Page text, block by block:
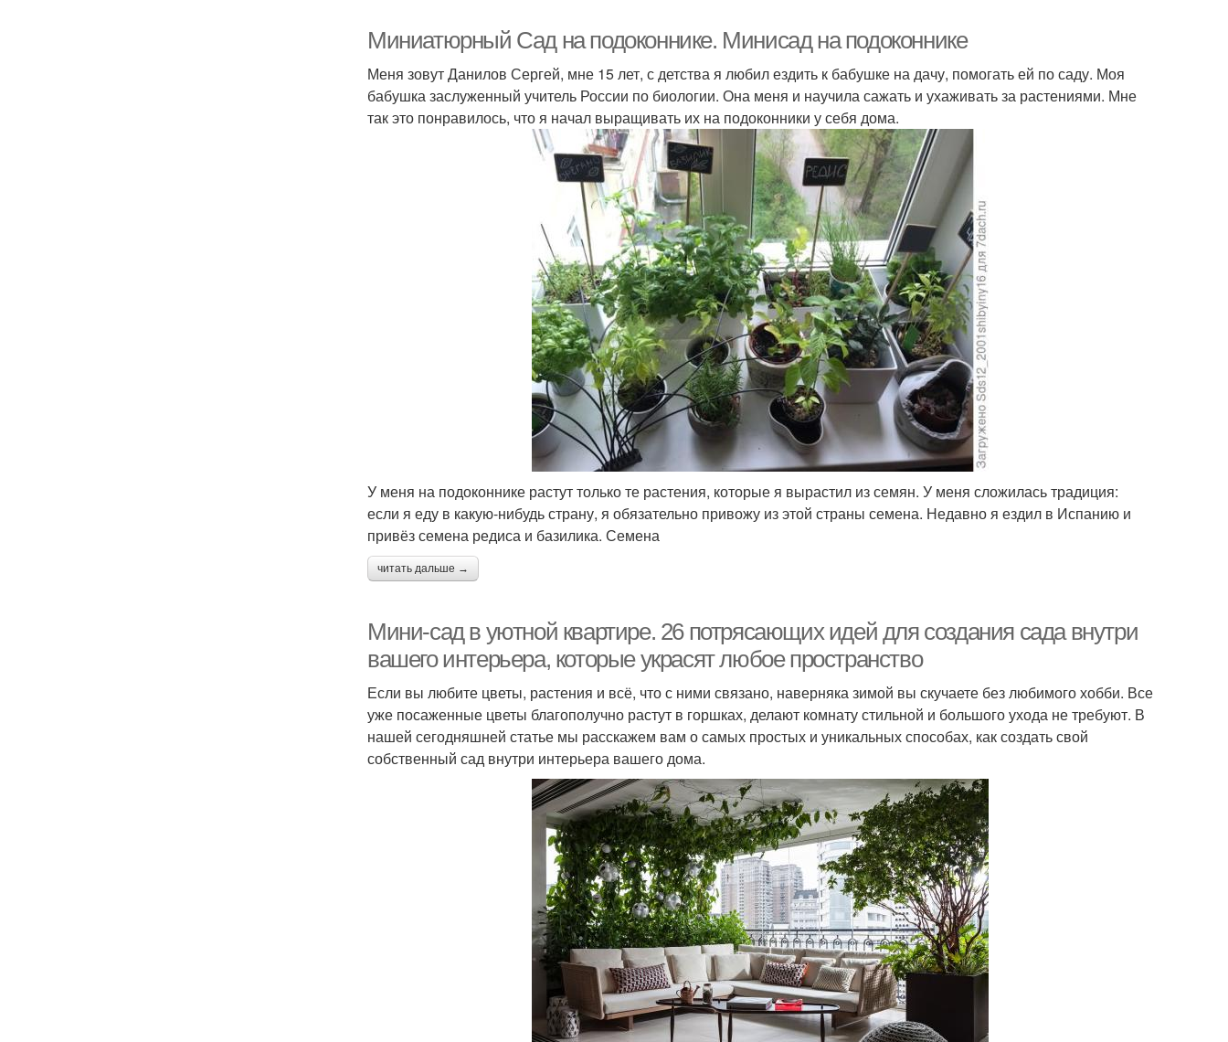
Миниатюрный Сад на подоконнике. Минисад на подоконнике
Меня зовут Данилов Сергей, мне 15 лет, с детства я любил ездить к бабушке на дачу, помогать ей по саду. Моя
бабушка заслуженный учитель России по биологии. Она меня и научила сажать и ухаживать за растениями. Мне
так это понравилось, что я начал выращивать их на подоконники у себя дома.
У меня на подоконнике растут только те растения, которые я вырастил из семян. У меня сложилась традиция:
если я еду в какую-нибудь страну, я обязательно привожу из этой страны семена. Недавно я ездил в Испанию и
привёз семена редиса и базилика. Семена
читать дальше →
Мини-сад в уютной квартире. 26 потрясающих идей для создания сада внутри
вашего интерьера, которые украсят любое пространство
Если вы любите цветы, растения и всё, что с ними связано, наверняка зимой вы скучаете без любимого хобби. Все
уже посаженные цветы благополучно растут в горшках, делают комнату стильной и большого ухода не требуют. В
нашей сегодняшней статье мы расскажем вам о самых простых и уникальных способах, как создать свой
собственный сад внутри интерьера вашего дома.